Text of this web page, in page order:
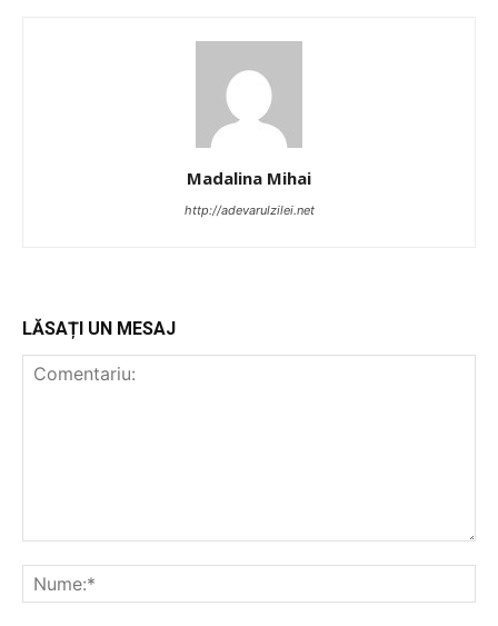
Madalina Mihai
http://adevarulzilei.net
LĂSAȚI UN MESAJ